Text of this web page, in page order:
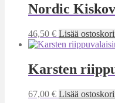
Nordic
46,50 € Lisää
Karsten
67,00 € Lisää